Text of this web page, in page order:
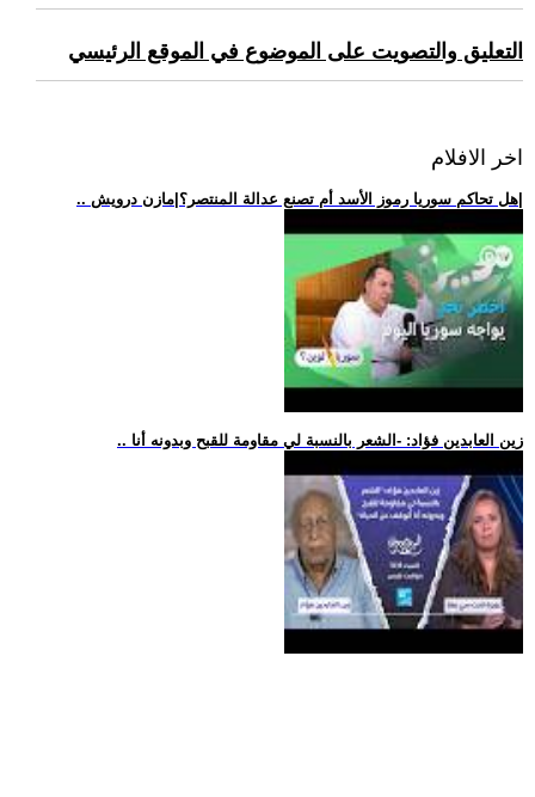
التعليق والتصويت على الموضوع في الموقع الرئيسي
اخر الافلام
.. زين العابدين فؤاد: -الشعر بالنسبة لي مقاومة للقبح وبدونه أنا